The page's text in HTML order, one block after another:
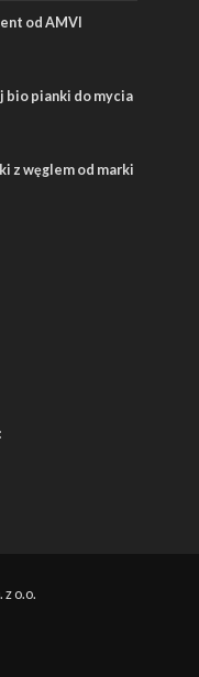
od AMVI
bio pianki do mycia
z węglem od marki
z o.o.